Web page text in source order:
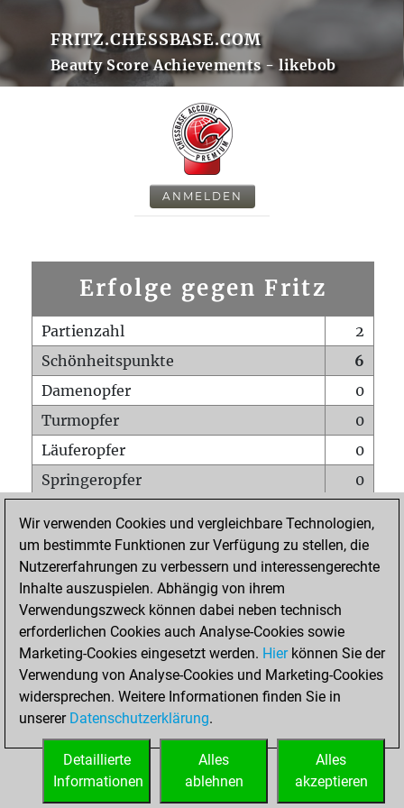
FRITZ.CHESSBASE.COM
Beauty Score Achievements - likebob
ANMELDEN
Erfolge gegen Fritz
Partienzahl
2
Schönheitspunkte
6
Damenopfer
0
Turmopfer
0
Läuferopfer
0
Springeropfer
0
Matt auf vollem Brett
0
Bauer setzt Matt
0
Erstickte Matts
Unterverwandlungen
Türme auf der siebten
0
STARTSEITE
Wir verwenden Cookies und vergleichbare Technologien,
um bestimmte Funktionen zur Verfügung zu stellen, die
Nutzererfahrungen zu verbessern und interessengerechte
Inhalte auszuspielen. Abhängig von ihrem
Verwendungszweck können dabei neben technisch
erforderlichen Cookies auch Analyse-Cookies sowie
Marketing-Cookies eingesetzt werden. Hierkönnen Sie der
Verwendung von Analyse-Cookies und Marketing-Cookies
widersprechen. Weitere Informationen finden Sie in
unserer Datenschutzerklärung.
Alles
akzeptieren
Alles
ablehnen
Detaillierte
Informationen